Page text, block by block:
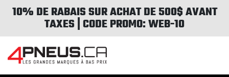
10% DE RABAIS SUR ACHAT DE 500$ AVANT
TAXES | CODE PROMO: WEB-10